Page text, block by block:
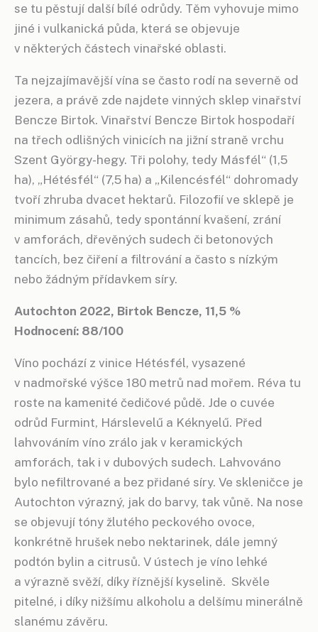
se tu pěstují další bílé odrůdy. Těm vyhovuje mimo
jiné i vulkanická půda, která se objevuje
v některých částech vinařské oblasti.
Ta nejzajímavější vína se často rodí na severně od
jezera, a právě zde najdete vinných sklep vinařství
Bencze Birtok. Vinařství Bencze Birtok hospodaří
na třech odlišných vinicích na jižní straně vrchu
Szent György-hegy. Tři polohy, tedy Másfél“ (1,5
ha), „Hétésfél“ (7,5 ha) a „Kilencésfél“ dohromady
tvoří zhruba dvacet hektarů. Filozofií ve sklepě je
minimum zásahů, tedy spontánní kvašení, zrání
v amforách, dřevěných sudech či betonových
tancích, bez čiření a filtrování a často s nízkým
nebo žádným přídavkem síry.
Autochton 2022, Birtok Bencze, 11,5 %
Hodnocení: 88/100
Víno pochází z vinice Hétésfél, vysazené
v nadmořské výšce 180 metrů nad mořem. Réva tu
roste na kamenité čedičové půdě. Jde o cuvée
odrůd Furmint, Hárslevelű a Kéknyelű. Před
lahvováním víno zrálo jak v keramických
amforách, tak i v dubových sudech. Lahvováno
bylo nefiltrované a bez přidané síry. Ve skleničce je
Autochton výrazný, jak do barvy, tak vůně. Na nose
se objevují tóny žlutého peckového ovoce,
konkrétně hrušek nebo nektarinek, dále jemný
podtón bylin a citrusů. V ústech je víno lehké
a výrazně svěží, díky říznější kyselině. Skvěle
pitelné, i díky nižšímu alkoholu a delšímu minerálně
slanému závěru.